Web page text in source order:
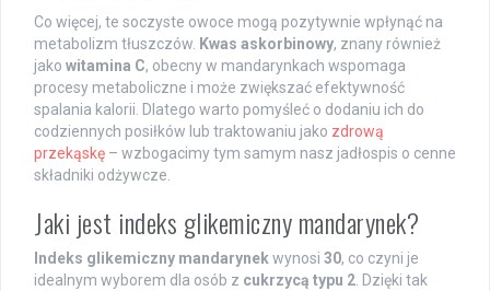
Co więcej, te soczyste owoce mogą pozytywnie wpłynąć na
metabolizm tłuszczów. Kwas askorbinowy, znany również
jako witamina C, obecny w mandarynkach wspomaga
procesy metaboliczne i może zwiększać efektywność
spalania kalorii. Dlatego warto pomyśleć o dodaniu ich do
codziennych posiłków lub traktowaniu jako zdrową
przekąskę – wzbogacimy tym samym nasz jadłospis o cenne
składniki odżywcze.
Jaki jest indeks glikemiczny mandarynek?
Indeks glikemiczny mandarynekwynosi 30, co czyni je
idealnym wyborem dla osób z cukrzycą typu 2. Dzięki tak